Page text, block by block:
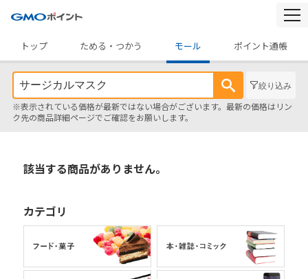
トップ
ためる・つかう モール ポイント通帳
絞り込み
※表示されている価格が最新ではない場合がございます。最新の価格はリン
ク先の商品詳細ページでご確認をお願いします。
該当する商品がありません。
カテゴリ